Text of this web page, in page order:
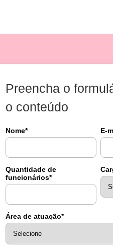
Preencha o
o conteúdo
Nome* E-
Quantidade de
funcionários*
Área de atuação*